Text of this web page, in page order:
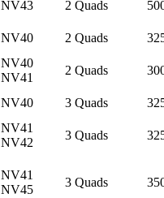
NV43 2 Quads
NV40 2 Quads
NV40
NV41
2 Quads
NV40 3 Quads
NV41
NV42
3 Quads
NV41
NV45
3 Quads